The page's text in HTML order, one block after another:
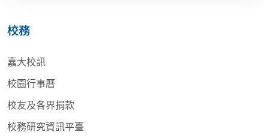
校務
嘉大校訊
校園行事曆
校友及各界捐款
校務研究資訊平臺